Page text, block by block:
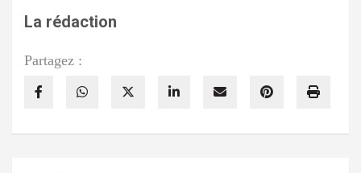
La rédaction
Partagez :